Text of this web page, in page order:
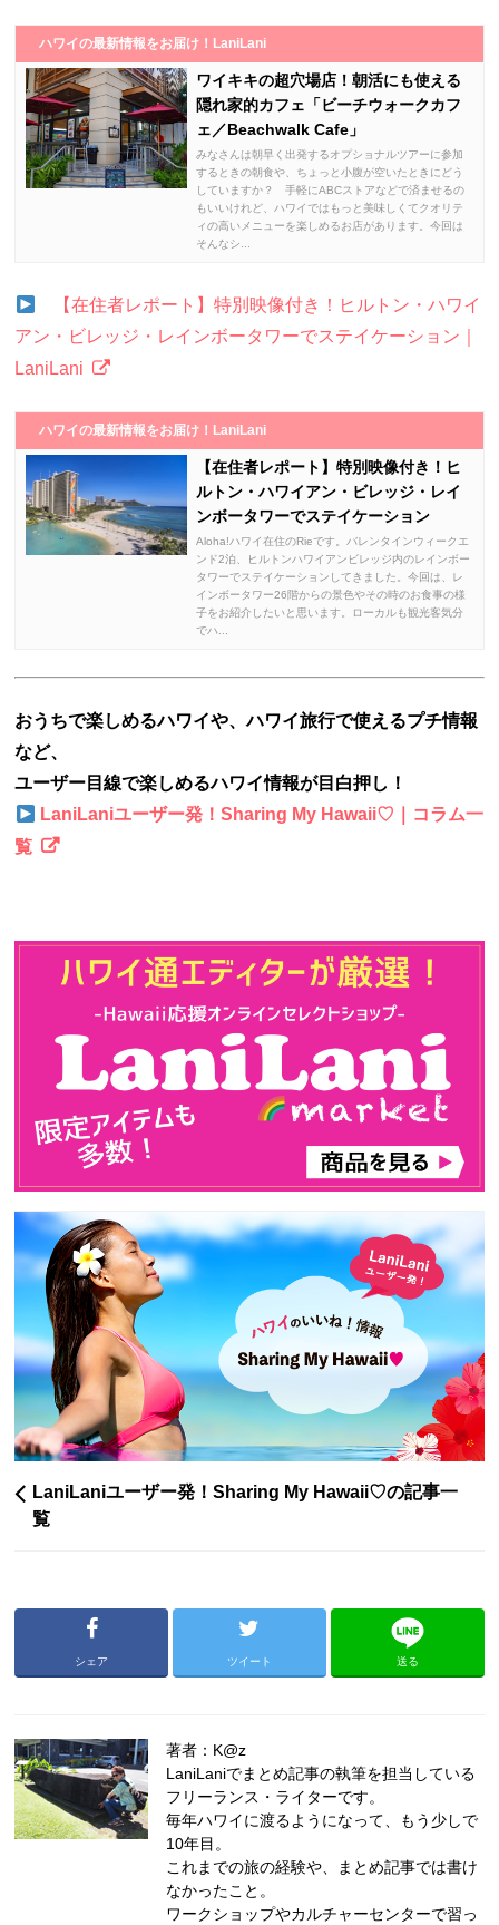
ハワイの最新情報をお届け！LaniLani
ワイキキの超穴場店！朝活にも使える
隠れ家的カフェ「ビーチウォークカフ
ェ／Beachwalk Cafe」
みなさんは朝早く出発するオプショナルツアーに参加
するときの朝食や、ちょっと小腹が空いたときにどう
していますか？ 手軽にABCストアなどで済ませるの
もいいけれど、ハワイではもっと美味しくてクオリテ
ィの高いメニューを楽しめるお店があります。今回は
そんなシ...
【在住者レポート】特別映像付き！ヒルトン・ハワイ
アン・ビレッジ・レインボータワーでステイケーション｜
LaniLani
ハワイの最新情報をお届け！LaniLani
【在住者レポート】特別映像付き！ヒ
ルトン・ハワイアン・ビレッジ・レイ
ンボータワーでステイケーション
Aloha!ハワイ在住のRieです。バレンタインウィークエ
ンド2泊、ヒルトンハワイアンビレッジ内のレインボー
タワーでステイケーションしてきました。今回は、レ
インボータワー26階からの景色やその時のお食事の様
子をお紹介したいと思います。ローカルも観光客気分
でハ...
おうちで楽しめるハワイや、ハワイ旅行で使えるプチ情報
など、
ユーザー目線で楽しめるハワイ情報が目白押し！
LaniLaniユーザー発！Sharing My Hawaii♡｜コラム一
覧
LaniLaniユーザー発！Sharing My Hawaii♡の記事一
覧
シェア ツイート 送る
著者：K@z
LaniLaniでまとめ記事の執筆を担当している
フリーランス・ライターです。
毎年ハワイに渡るようになって、もう少しで
10年目。
これまでの旅の経験や、まとめ記事では書け
なかったこと。
ワークショップやカルチャーセンターで習っ